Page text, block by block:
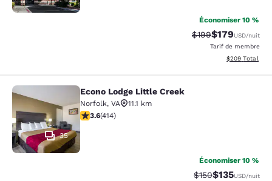
Économiser 10 %
Tarif barré :
$199Tarif réduit :
$179USD/nuit
Tarif de membre
Afficher les
$209 Total
Econo Lodge Little Creek
35
Econo Lodge Little Creek
Norfolk, VA
11.1 km
3.6 étoiles. Bien. 414 commentaires
3.6(414)
Économiser 10 %
Tarif barré :
$150Tarif réduit :
$135USD/nuit